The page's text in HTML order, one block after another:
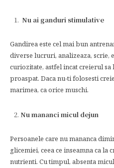
Nu ai ganduri stimulative
Gandirea este cel mai bun
diverse lucruri, analizeaza, scrie,
curiozitate, astfel incat creierul sa
proaspat. Daca nu-ti folosesti
marimea, ca orice muschi.
Nu mananci micul dejun
Persoanele care nu mananca
glicemiei, ceea ce inseamna ca
nutrienti. Cu timpul, absenta